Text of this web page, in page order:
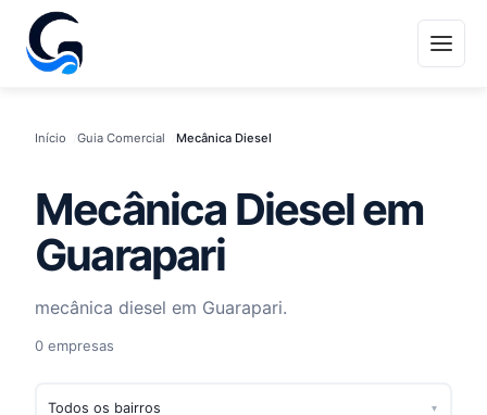
Início Guia Comercial Mecânica Diesel
Mecânica Diesel em
Guarapari
mecânica diesel em Guarapari.
0 empresas
▾